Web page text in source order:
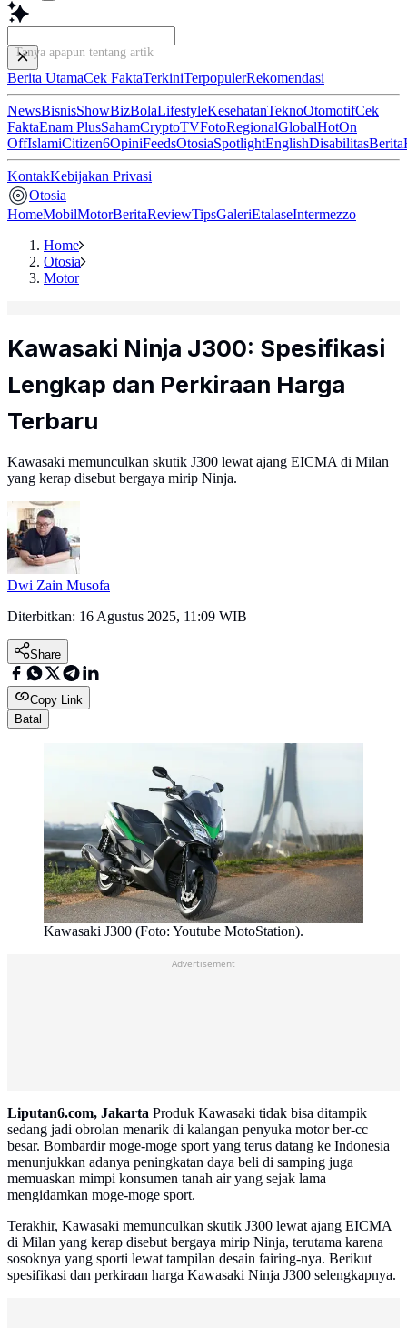
Tanya apapun tentang artikel ini...
Berita UtamaCek FaktaTerkiniTerpopulerRekomendasi
NewsBisnisShowBizBolaLifestyleKesehatanTeknoOtomotifCek
FaktaEnam PlusSahamCryptoTVFotoRegionalGlobalHotOn
OffIslamiCitizen6OpiniFeedsOtosiaSpotlightEnglishDisabilitasBerita
KontakKebijakan Privasi
Otosia
HomeMobilMotorBeritaReviewTipsGaleriEtalaseIntermezzo
Home
Otosia
Motor
Kawasaki Ninja J300: Spesifikasi
Lengkap dan Perkiraan Harga
Terbaru
Kawasaki memunculkan skutik J300 lewat ajang EICMA di Milan
yang kerap disebut bergaya mirip Ninja.
Dwi Zain Musofa
Diterbitkan: 16 Agustus 2025, 11:09 WIB
Share
Copy Link
Batal
Kawasaki J300 (Foto: Youtube MotoStation).
Advertisement
Liputan6.com, Jakarta Produk Kawasaki tidak bisa ditampik
sedang jadi obrolan menarik di kalangan penyuka motor ber-cc
besar. Bombardir moge-moge sport yang terus datang ke Indonesia
menunjukkan adanya peningkatan daya beli di samping juga
memuaskan mimpi konsumen tanah air yang sejak lama
mengidamkan moge-moge sport.
Terakhir, Kawasaki memunculkan skutik J300 lewat ajang EICMA
di Milan yang kerap disebut bergaya mirip Ninja, terutama karena
sosoknya yang sporti lewat tampilan desain fairing-nya. Berikut
spesifikasi dan perkiraan harga Kawasaki Ninja J300 selengkapnya.